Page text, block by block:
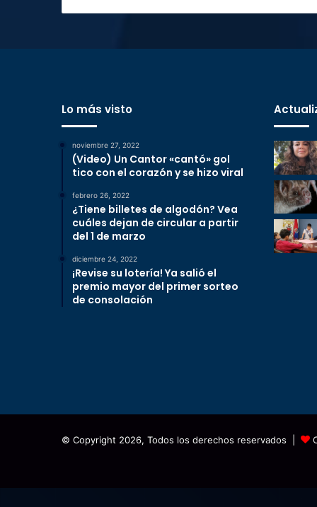
Lo más visto
noviembre 27, 2022
(Video) Un Cantor «cantó» gol
tico con el corazón y se hizo viral
febrero 26, 2022
¿Tiene billetes de algodón? Vea
cuáles dejan de circular a partir
del 1 de marzo
diciembre 24, 2022
¡Revise su lotería! Ya salió el
premio mayor del primer sorteo
de consolación
© Copyright 2026, Todos los derechos reservados |